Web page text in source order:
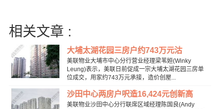
相关文章 :
大埔太湖花园三房户约743万元沽
美联物业大埔市中心分行营业经理梁苇姮(Winky
Leung)表示，美联日前促成一宗大埔太湖花园三房单
位成交，用家约743万元承接，造价创屋...
沙田中心两房户呎造16,424元创新高
美联物业沙田中心分行联席区域经理陈国良(Andy